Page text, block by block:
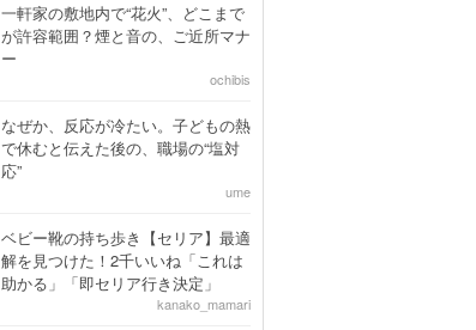
一軒家の敷地内で“花火”、どこまで
が許容範囲？煙と音の、ご近所マナ
ー
ochibis
なぜか、反応が冷たい。子どもの熱
で休むと伝えた後の、職場の“塩対
応”
ume
ベビー靴の持ち歩き【セリア】最適
解を見つけた！2千いいね「これは
助かる」「即セリア行き決定」
kanako_mamari